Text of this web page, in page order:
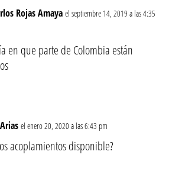
Rojas Amaya el septiembre 14, 2019 a las 4:35
en que parte de Colombia están
el enero 20, 2020 a las 6:43 pm
acoplamientos disponible?